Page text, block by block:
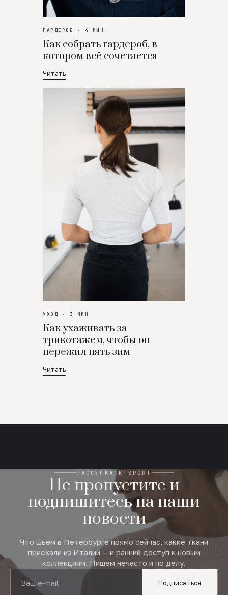
ГАРДЕРОБ · 4 МИН
Как собрать гардероб, в
котором всё сочетается
Читать
УХОД · 3 МИН
Как ухаживать за
трикотажем, чтобы он
пережил пять зим
Читать
РАССЫЛКА KTSPORT
Не пропустите и
подпишитесь на наши
новости
Что шьём в Петербурге прямо сейчас, какие ткани
приехали из Италии — и ранний доступ к новым
коллекциям. Пишем нечасто и по делу.
Подписаться